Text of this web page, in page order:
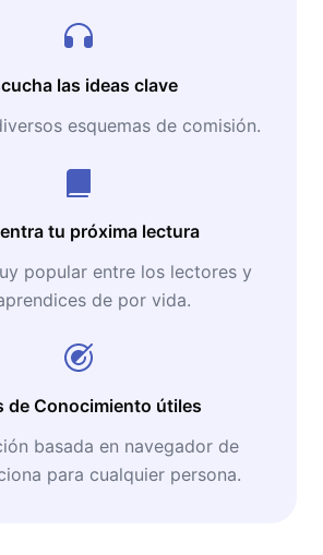
las ideas clave
esquemas de comisión.
tu próxima lectura
popular entre los lectores y
de por vida.
de Conocimiento útiles
basada en navegador de
para cualquier persona.